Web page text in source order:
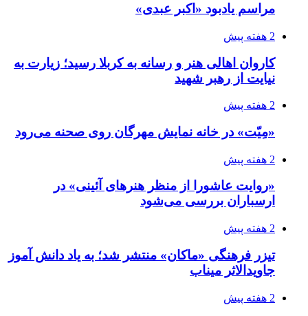
مراسم یادبود «اکبر عبدی»
2 هفته پیش
کاروان اهالی هنر و رسانه به کربلا رسید؛ زیارت به
نیایت از رهبر شهید
2 هفته پیش
«مِیّت» در خانه نمایش مهرگان روی صحنه می‌رود
2 هفته پیش
«روایت عاشورا از منظر هنرهای آئینی» در
ارسباران بررسی می‌شود
2 هفته پیش
تیزر فرهنگی «ماکان» منتشر شد؛ به یاد دانش آموز
جاویدالاثر میناب
2 هفته پیش